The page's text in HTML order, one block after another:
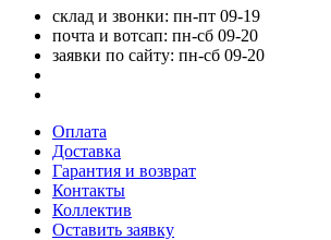
склад и звонки: пн-пт 09-19
почта и вотсап: пн-сб 09-20
заявки по сайту: пн-сб 09-20
Оплата
Доставка
Гарантия и возврат
Контакты
Коллектив
Оставить заявку